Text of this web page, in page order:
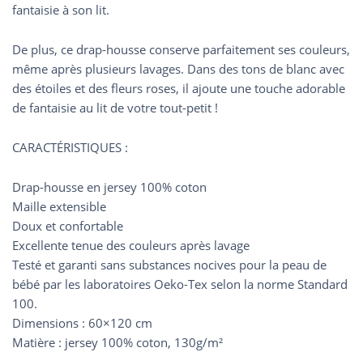
fantaisie à son lit.
De plus, ce drap-housse conserve parfaitement ses couleurs,
même après plusieurs lavages. Dans des tons de blanc avec
des étoiles et des fleurs roses, il ajoute une touche adorable
de fantaisie au lit de votre tout-petit !
CARACTÉRISTIQUES :
Drap-housse en jersey 100% coton
Maille extensible
Doux et confortable
Excellente tenue des couleurs après lavage
Testé et garanti sans substances nocives pour la peau de
bébé par les laboratoires Oeko-Tex selon la norme Standard
100.
Dimensions : 60×120 cm
Matière : jersey 100% coton, 130g/m²